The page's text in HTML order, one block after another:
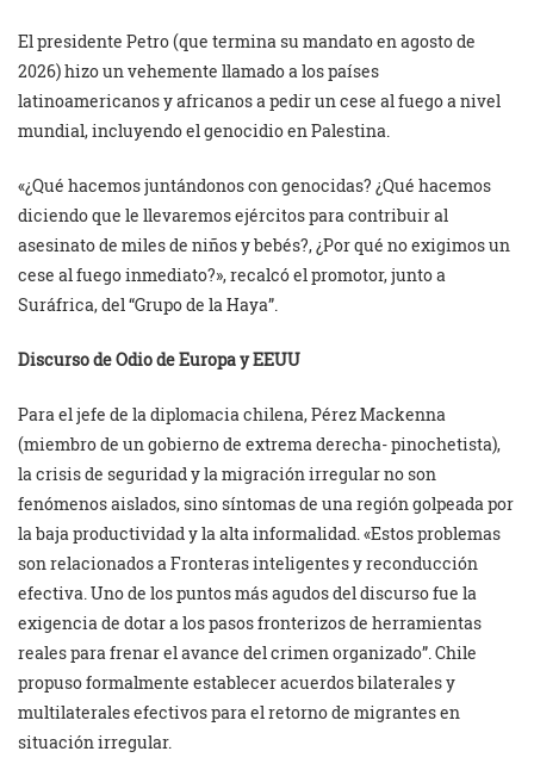
El presidente Petro (que termina su mandato en agosto de
2026) hizo un vehemente llamado a los países
latinoamericanos y africanos a pedir un cese al fuego a nivel
mundial, incluyendo el genocidio en Palestina.
«¿Qué hacemos juntándonos con genocidas? ¿Qué hacemos
diciendo que le llevaremos ejércitos para contribuir al
asesinato de miles de niños y bebés?, ¿Por qué no exigimos un
cese al fuego inmediato?», recalcó el promotor, junto a
Suráfrica, del “Grupo de la Haya”.
Discurso de Odio de Europa y EEUU
Para el jefe de la diplomacia chilena, Pérez Mackenna
(miembro de un gobierno de extrema derecha- pinochetista),
la crisis de seguridad y la migración irregular no son
fenómenos aislados, sino síntomas de una región golpeada por
la baja productividad y la alta informalidad. «Estos problemas
son relacionados a Fronteras inteligentes y reconducción
efectiva. Uno de los puntos más agudos del discurso fue la
exigencia de dotar a los pasos fronterizos de herramientas
reales para frenar el avance del crimen organizado”. Chile
propuso formalmente establecer acuerdos bilaterales y
multilaterales efectivos para el retorno de migrantes en
situación irregular.